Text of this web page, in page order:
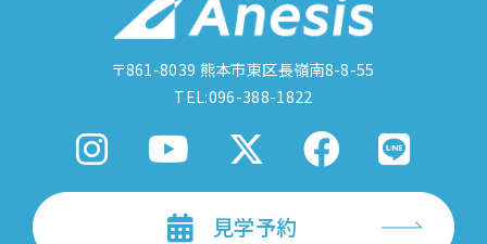
〒861-8039 熊本市東区長嶺南8-8-55
TEL:096-388-1822
見学予約